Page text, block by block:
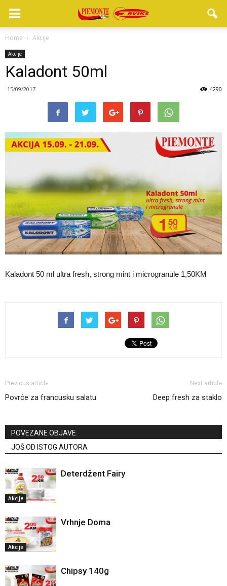
Home Akcije
Akcije
Kaladont 50ml
15/09/2017 4290
Kaladont 50 ml ultra fresh, strong mint i microgranule 1,50KM
Previous article
Povrće za francusku salatu
Next article
Deep fresh za staklo
POVEZANE OBJAVE
JOŠ OD ISTOG AUTORA
Akcije
Deterdžent Fairy
Akcije
Vrhnje Doma
Chipsy 140g